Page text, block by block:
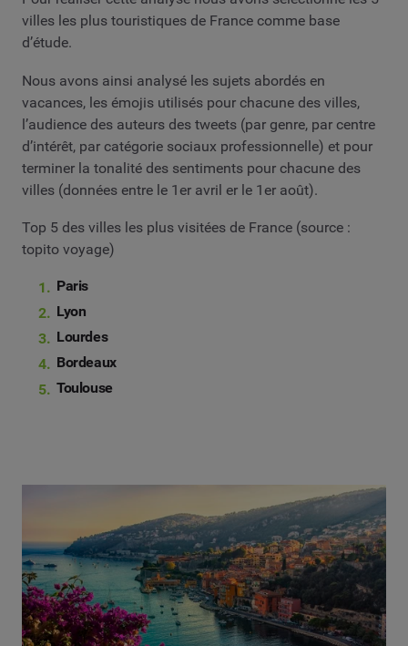
villes les plus touristiques de France comme base
d’étude.
Nous avons ainsi analysé les sujets abordés en
vacances, les émojis utilisés pour chacune des villes,
l’audience des auteurs des tweets (par genre, par centre
d’intérêt, par catégorie sociaux professionnelle) et pour
terminer la tonalité des sentiments pour chacune des
villes (données entre le 1er avril er le 1er août).
Top 5 des villes les plus visitées de France (source :
topito voyage)
Paris
Lyon
Lourdes
Bordeaux
Toulouse